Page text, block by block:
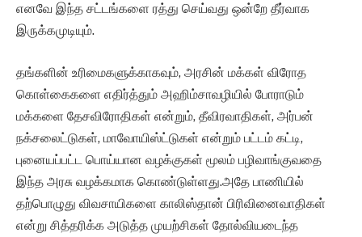
எனவே இந்த சட்டங்களை ரத்து செய்வது ஒன்றே தீர்வாக
இருக்கமுடியும்.
தங்களின் உரிமைகளுக்காகவும், அரசின் மக்கள் விரோத
கொள்கைகளை எதிர்த்தும் அஹிம்சாவழியில் போராடும்
மக்களை தேசவிரோதிகள் என்றும், தீவிரவாதிகள், அர்பன்
நக்சலைட்டுகள், மாவோயிஸ்ட்டுகள் என்றும் பட்டம் கட்டி,
புனையப்பட்ட பொய்யான வழக்குகள் மூலம் பழிவாங்குவதை
இந்த அரசு வழக்கமாக கொண்டுள்ளது.அதே பாணியில்
தற்பொழுது விவசாயிகளை காலிஸ்தான் பிரிவினைவாதிகள்
என்று சித்தரிக்க அடுத்த முயற்சிகள் தோல்வியடைந்த